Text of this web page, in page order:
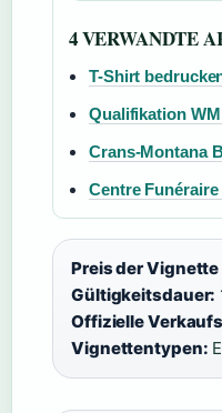
4 VERWANDTE
T-Shirt
Qualifikation
Crans-Montana
Centre
Preis der
Gültigkeitsdauer:
Offizielle
Vignettentypen: